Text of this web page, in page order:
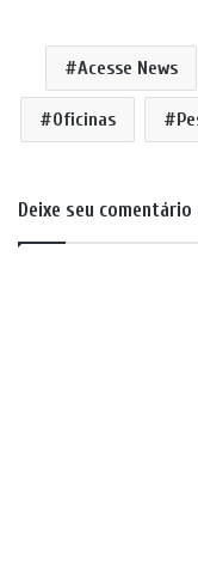
Acesse News
Oficinas
Deixe seu comentário